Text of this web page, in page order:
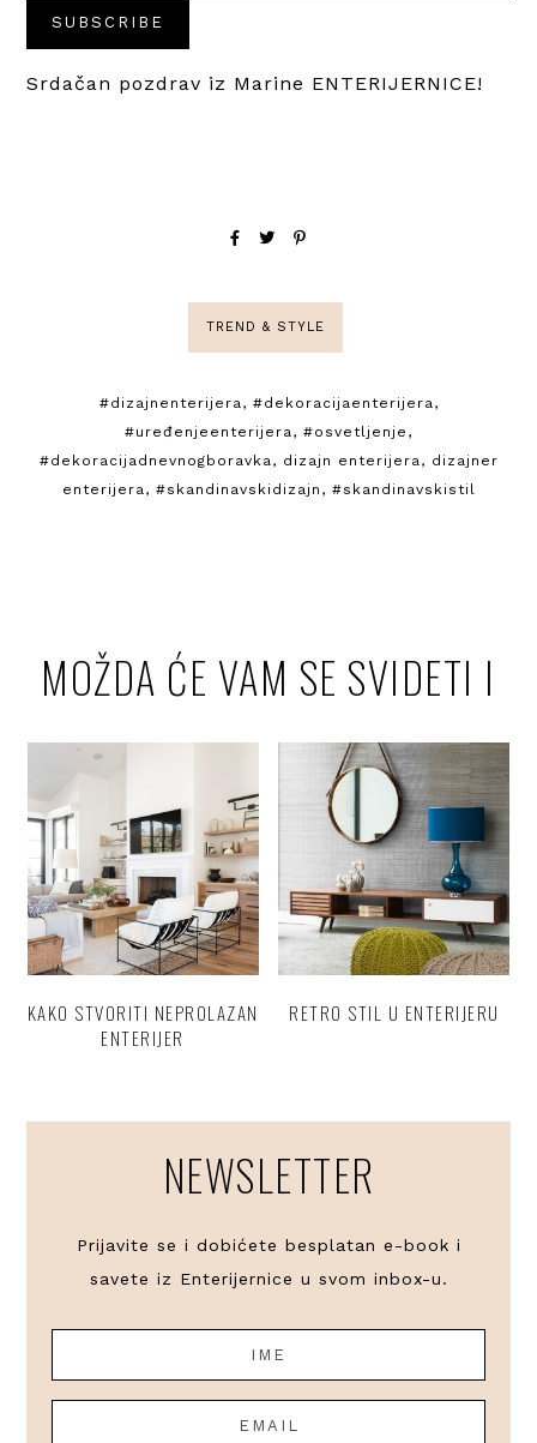
Srdačan pozdrav iz Marine ENTERIJERNICE!
TREND & STYLE
#dizajnenterijera , #dekoracijaenterijera ,
#uređenjeenterijera , #osvetljenje ,
#dekoracijadnevnogboravka , dizajn enterijera , dizajner
enterijera , #skandinavskidizajn , #skandinavskistil
MOŽDA ĆE VAM SE SVIDETI I
KAKO STVORITI NEPROLAZAN
ENTERIJER
RETRO STIL U ENTERIJERU
NEWSLETTER
Prijavite se i dobićete besplatan e-book i
savete iz Enterijernice u svom inbox-u.